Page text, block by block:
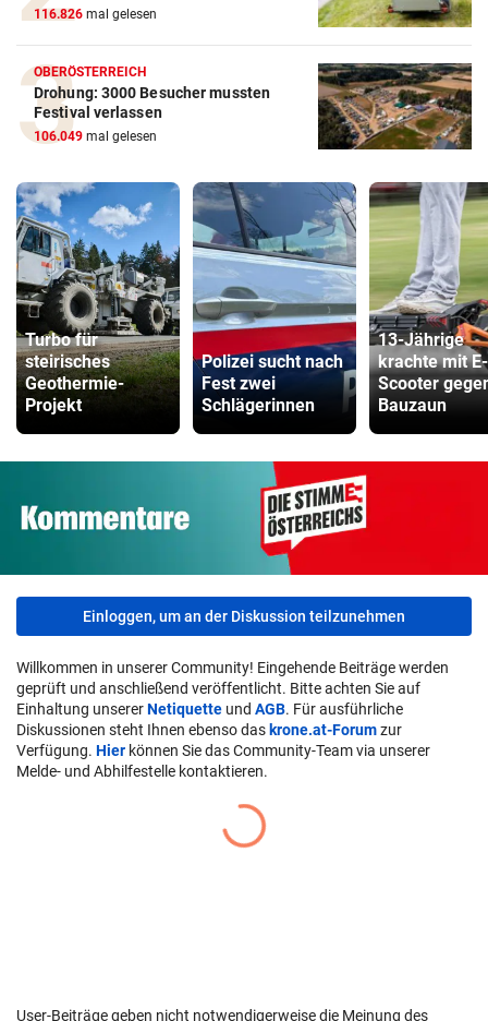
116.826 mal gelesen
OBERÖSTERREICH
Drohung: 3000 Besucher mussten
Festival verlassen
106.049 mal gelesen
Turbo für
steirisches
Geothermie-
Projekt
Polizei sucht nach
Fest zwei
Schlägerinnen
13-Jährige
krachte mit E-
Scooter
Bauzaun
Einloggen, um an der Diskussion teilzunehmen
Willkommen in unserer Community! Eingehende Beiträge werden
geprüft und anschließend veröffentlicht. Bitte achten Sie auf
Einhaltung unsererNetiquette und AGB. Für ausführliche
Diskussionen steht Ihnen ebenso das krone.at-Forumzur
Verfügung. Hier können Sie das Community-Team via unserer
Melde- und Abhilfestelle kontaktieren.
User-Beiträge geben nicht notwendigerweise die Meinung des